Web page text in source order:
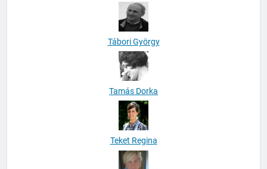
Tábori György
Tamás Dorka
Teket Regina